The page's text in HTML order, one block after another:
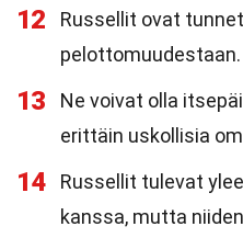
12
Russellit ovat
pelottomuudestaan.
13
Ne voivat olla
erittäin uskollisia
14
Russellit tulevat
kanssa, mutta